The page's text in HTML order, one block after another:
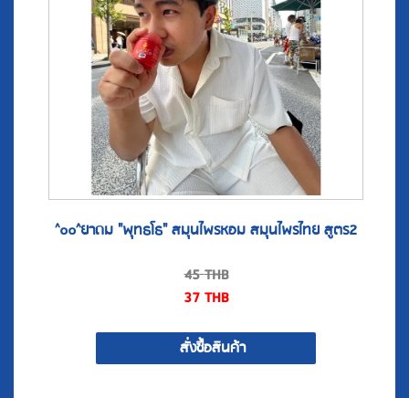
^๐๐^ยาดม "พุทธโธ" สมุนไพรหอม สมุนไพรไทย สูตร2
45THB
37
สั่งซื้อสินค้า